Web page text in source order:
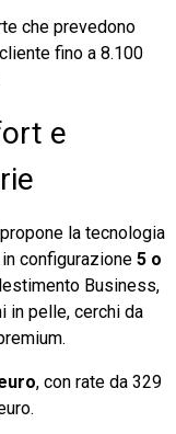
che prevedono
fino a 8.100
e
la tecnologia
configurazione 5 o
Business,
in pelle, cerchi da
, con rate da 329